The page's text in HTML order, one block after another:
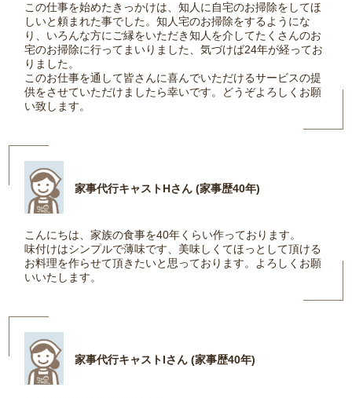
この仕事を始めたきっかけは、知人に自宅のお掃除をしてほ
しいと頼まれた事でした。知人宅のお掃除をするようにな
り、いろんな方にご縁をいただき知人を介してたくさんのお
宅のお掃除に行ってまいりました、気づけば24年が経ってお
りました。
このお仕事を通して皆さんに喜んでいただけるサービスの提
供をさせていただけましたら幸いです。どうぞよろしくお願
い致します。
家事代行キャストHさん (家事歴40年)
こんにちは、家族の食事を40年くらい作っております。
味付けはシンプルで薄味です、美味しくてほっとして頂ける
お料理を作らせて頂きたいと思っております。よろしくお願
いいたします。
家事代行キャストIさん (家事歴40年)